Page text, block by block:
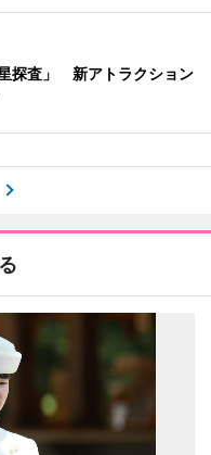
探査」 新アトラクション